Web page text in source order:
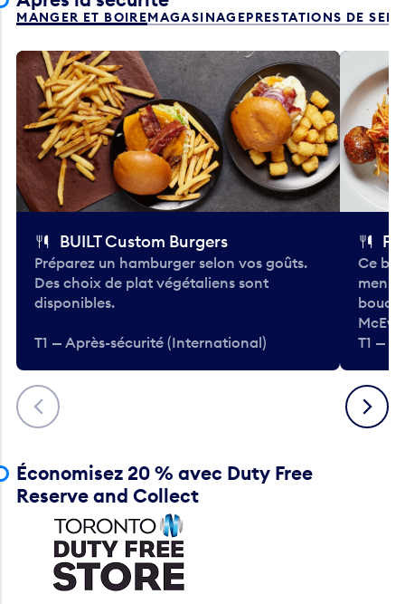
MANGER ET BOIREMAGASINAGEPRESTATIONS DE
Précédent
BUILT Custom Burgers
Préparez un hamburger selon vos goûts.
Des choix de plat végétaliens sont
disponibles.
T1 — Après-sécurité (International)
Ce
menu
T1 —
Suivant
Économisez 20 % avec Duty Free
Reserve and Collect